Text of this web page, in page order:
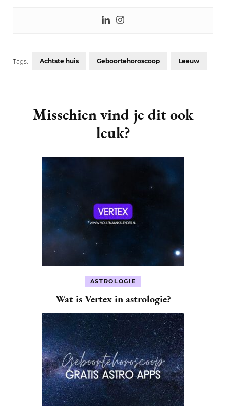
Tags: Achtste huis Geboortehoroscoop Leeuw
Navigation
Misschien vind je dit ook
leuk?
ASTROLOGIE
Wat is Vertex in astrologie?